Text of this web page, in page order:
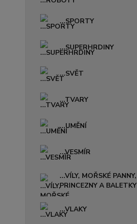
...SPORTY
...SUPERHRDINY
...SVĚT
...TVARY
...UMĚNÍ
...VESMÍR
...VÍLY, MOŘSKÉ PANNY,
PRINCEZNY A BALETKY
...VLAKY